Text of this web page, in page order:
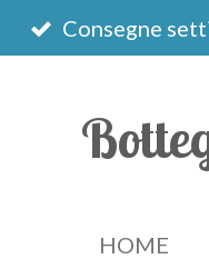
Consegne
HOME